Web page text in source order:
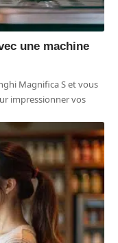
une machine
Magnifica S et vous
impressionner vos